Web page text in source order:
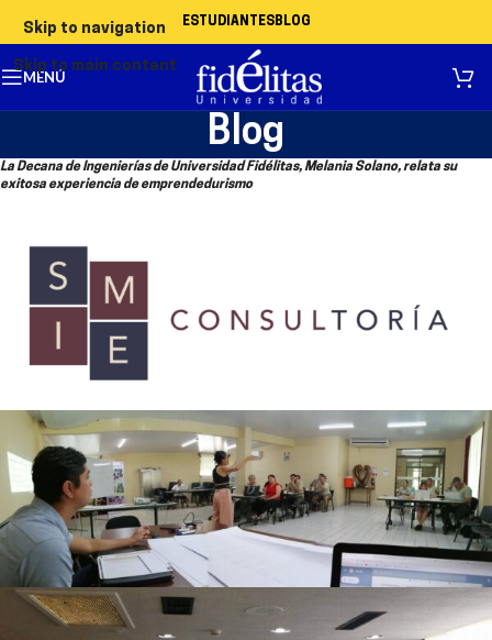
Skip to navigation
Skip to main content
ESTUDIANTESBLOG
MENÚ
Blog
La Decana de Ingenierías de Universidad Fidélitas, Melania Solano, relata su
exitosa experiencia de emprendedurismo